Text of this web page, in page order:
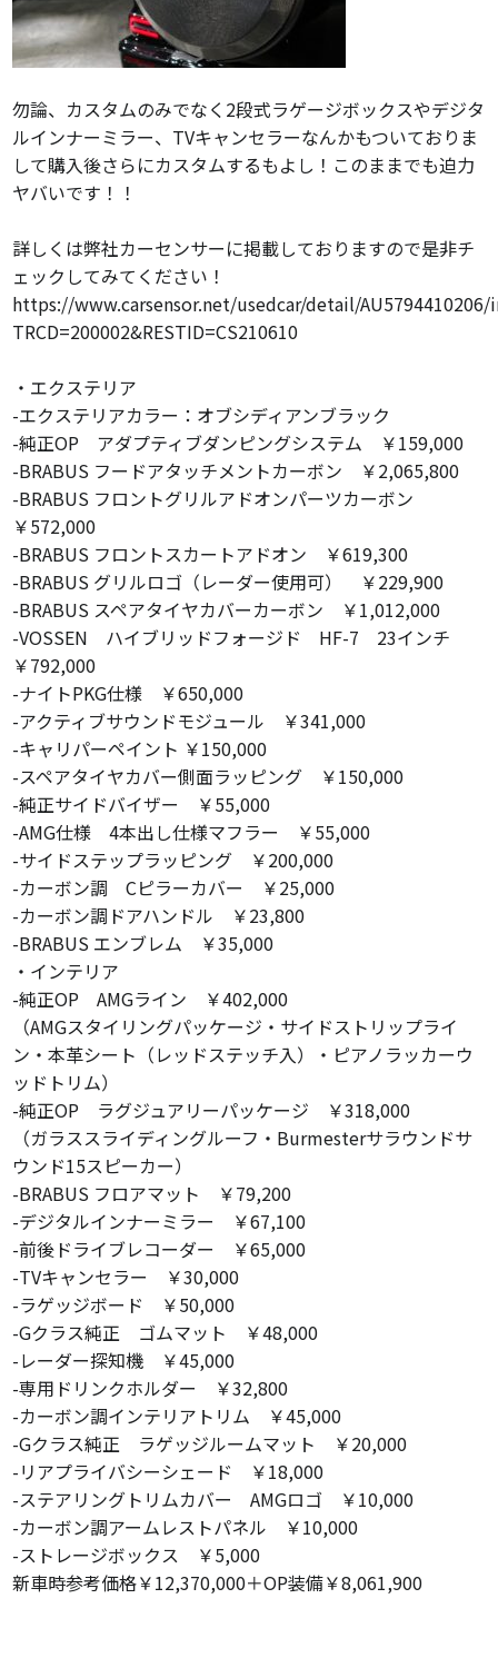
勿論、カスタムのみでなく2段式ラゲージボックスやデジタ
ルインナーミラー、TVキャンセラーなんかもついておりま
して購入後さらにカスタムするもよし！このままでも迫力
ヤバいです！！
詳しくは弊社カーセンサーに掲載しておりますので是非チ
ェックしてみてください！
https://www.carsensor.net/usedcar/detail/
TRCD=200002&RESTID=CS210610
・エクステリア
-エクステリアカラー：オブシディアンブラック
-純正OP アダプティブダンピングシステム ￥159,000
-BRABUS フードアタッチメントカーボン ￥2,065,800
-BRABUS フロントグリルアドオンパーツカーボン
￥572,000
-BRABUS フロントスカートアドオン ￥619,300
-BRABUS グリルロゴ（レーダー使用可） ￥229,900
-BRABUS スペアタイヤカバーカーボン ￥1,012,000
-VOSSEN ハイブリッドフォージド HF-7 23インチ
￥792,000
-ナイトPKG仕様 ￥650,000
-アクティブサウンドモジュール ￥341,000
-キャリパーペイント ￥150,000
-スペアタイヤカバー側面ラッピング ￥150,000
-純正サイドバイザー ￥55,000
-AMG仕様 4本出し仕様マフラー ￥55,000
-サイドステップラッピング ￥200,000
-カーボン調 Cピラーカバー ￥25,000
-カーボン調ドアハンドル ￥23,800
-BRABUS エンブレム ￥35,000
・インテリア
-純正OP AMGライン ￥402,000
（AMGスタイリングパッケージ・サイドストリップライ
ン・本革シート（レッドステッチ入）・ピアノラッカーウ
ッドトリム）
-純正OP ラグジュアリーパッケージ ￥318,000
（ガラススライディングルーフ・Burmesterサラウンドサ
ウンド15スピーカー）
-BRABUS フロアマット ￥79,200
-デジタルインナーミラー ￥67,100
-前後ドライブレコーダー ￥65,000
-TVキャンセラー ￥30,000
-ラゲッジボード ￥50,000
-Gクラス純正 ゴムマット ￥48,000
-レーダー探知機 ￥45,000
-専用ドリンクホルダー ￥32,800
-カーボン調インテリアトリム ￥45,000
-Gクラス純正 ラゲッジルームマット ￥20,000
-リアプライバシーシェード ￥18,000
-ステアリングトリムカバー AMGロゴ ￥10,000
-カーボン調アームレストパネル ￥10,000
-ストレージボックス ￥5,000
新車時参考価格￥12,370,000＋OP装備￥8,061,900